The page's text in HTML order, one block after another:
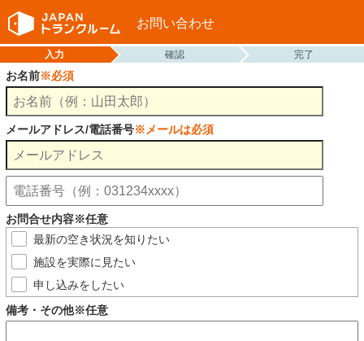
お問い合わせ
入力 確認 完了
お名前※必須
メールアドレス/電話番号※メールは必須
お問合せ内容※任意
最新の空き状況を知りたい
施設を実際に見たい
申し込みをしたい
備考・その他※任意